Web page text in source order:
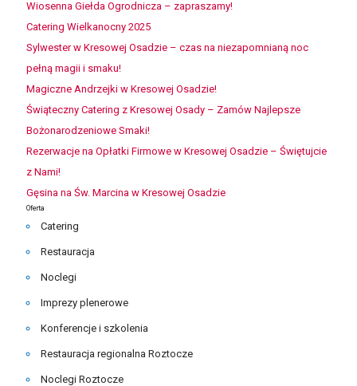
Wiosenna Giełda Ogrodnicza – zapraszamy!
Catering Wielkanocny 2025
Sylwester w Kresowej Osadzie – czas na niezapomnianą noc
pełną magii i smaku!
Magiczne Andrzejki w Kresowej Osadzie!
Świąteczny Catering z Kresowej Osady – Zamów Najlepsze
Bożonarodzeniowe Smaki!
Rezerwacje na Opłatki Firmowe w Kresowej Osadzie – Świętujcie
z Nami!
Gęsina na Św. Marcina w Kresowej Osadzie
Oferta
Catering
Restauracja
Noclegi
Imprezy plenerowe
Konferencje i szkolenia
Restauracja regionalna Roztocze
Noclegi Roztocze